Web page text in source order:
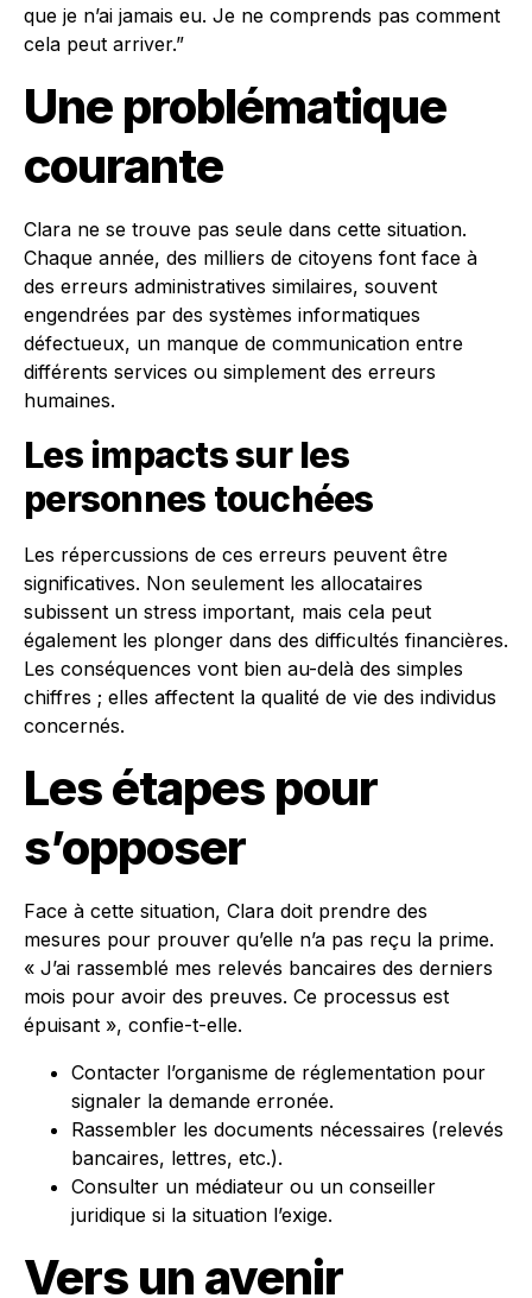
que je n’ai jamais eu. Je ne comprends pas comment
cela peut arriver.”
Une problématique
courante
Clara ne se trouve pas seule dans cette situation.
Chaque année, des milliers de citoyens font face à
des erreurs administratives similaires, souvent
engendrées par des systèmes informatiques
défectueux, un manque de communication entre
différents services ou simplement des erreurs
humaines.
Les impacts sur les
personnes touchées
Les répercussions de ces erreurs peuvent être
significatives. Non seulement les allocataires
subissent un stress important, mais cela peut
également les plonger dans des difficultés financières.
Les conséquences vont bien au-delà des simples
chiffres ; elles affectent la qualité de vie des individus
concernés.
Les étapes pour
s’opposer
Face à cette situation, Clara doit prendre des
mesures pour prouver qu’elle n’a pas reçu la prime.
« J’ai rassemblé mes relevés bancaires des derniers
mois pour avoir des preuves. Ce processus est
épuisant », confie-t-elle.
Contacter l’organisme de réglementation pour
signaler la demande erronée.
Rassembler les documents nécessaires (relevés
bancaires, lettres, etc.).
Consulter un médiateur ou un conseiller
juridique si la situation l’exige.
Vers un avenir